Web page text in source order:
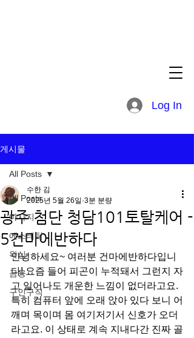
Log In
게시물
All Posts
마사지
에스테틱
왁싱
금융
구인구직
All Posts
광주 첨단 청담101토탈케어 -
5건마에반하다
수한 김
2025년 5월 26일 3분 분량
안녕하세요~ 여러분 건마에반하다입니
다! 요즘 들어 피곤이 누적돼서 그런지 자
고 일어나도 개운한 느낌이 없더라고요.
특히 컴퓨터 앞에 오래 앉아 있다 보니 어
깨며 목이며 몸 여기저기서 신호가 오더
라고요. 이 상태로 계속 지내다간 진짜 골